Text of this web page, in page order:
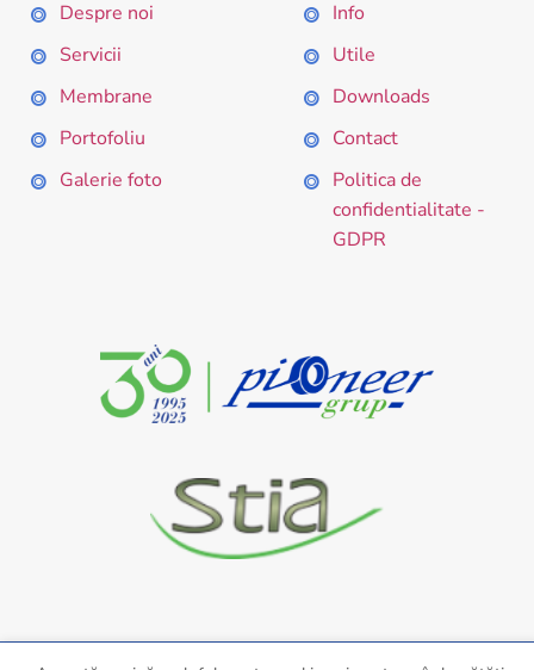
Despre noi
Servicii
Membrane
Portofoliu
Galerie foto
Info
Utile
Downloads
Contact
Politica de
confidentialitate -
GDPR